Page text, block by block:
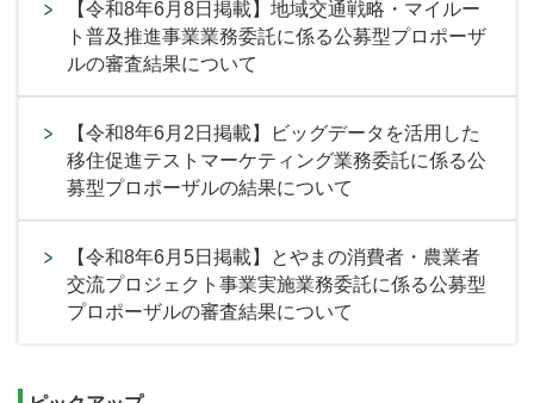
【令和8年6月8日掲載】地域交通戦略・マイルー
ト普及推進事業業務委託に係る公募型プロポーザ
ルの審査結果について
【令和8年6月2日掲載】ビッグデータを活用した
移住促進テストマーケティング業務委託に係る公
募型プロポーザルの結果について
【令和8年6月5日掲載】とやまの消費者・農業者
交流プロジェクト事業実施業務委託に係る公募型
プロポーザルの審査結果について